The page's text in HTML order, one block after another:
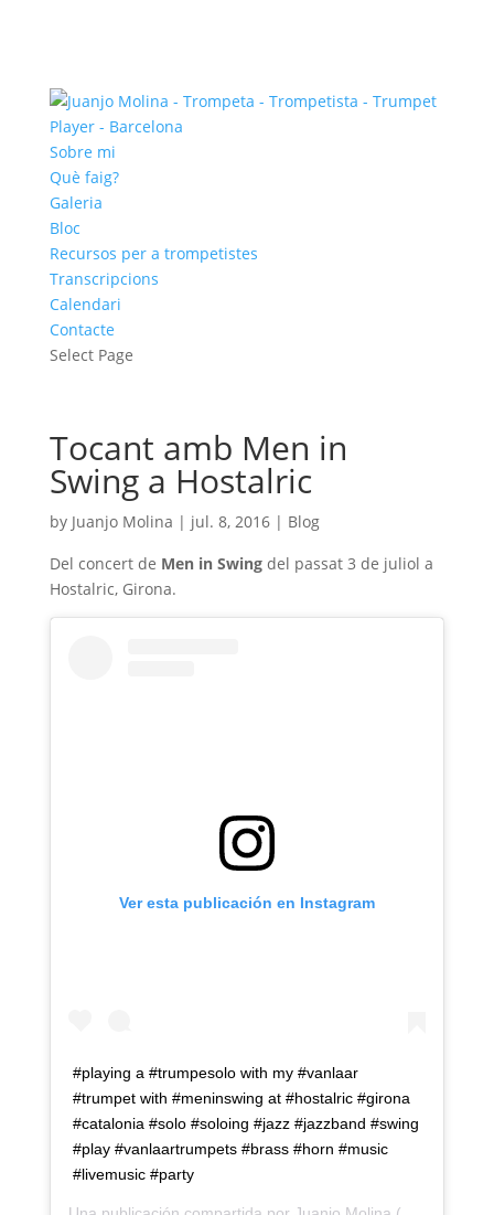
Sobre mi
Què faig?
Galeria
Bloc
Recursos per a trompetistes
Transcripcions
Calendari
Contacte
Select Page
Tocant amb Men in
Swing a Hostalric
by Juanjo Molina | jul. 8, 2016| Blog
Del concert de Men in Swingdel passat 3 de juliol a
Hostalric, Girona.
Ver esta publicación en Instagram
#playing a #trumpesolo with my #vanlaar
#trumpet with #meninswing at #hostalric #girona
#catalonia #solo #soloing #jazz #jazzband #swing
#play #vanlaartrumpets #brass #horn #music
#livemusic #party